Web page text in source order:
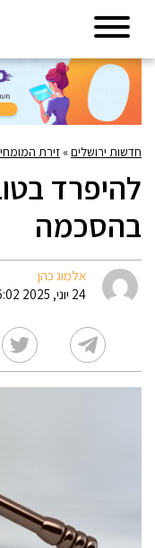
חדשות ירושלים» זירת
להיפרד
בהסכמה
אלמוג כהן
24 יוני, 2025 16:02